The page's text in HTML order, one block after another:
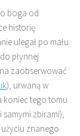
boga od
historię
ulegał po mału
płynnej
zaobserwować
), urwaną w
koniec tego tomu
zbirami),
znanego